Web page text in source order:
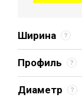
Ширина
Профиль
Диаметр